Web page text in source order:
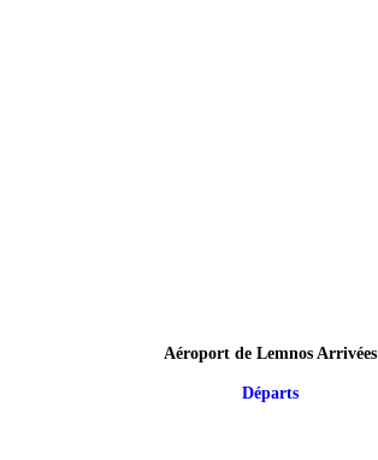
Aéroport de Lemnos Arrivées
Départs